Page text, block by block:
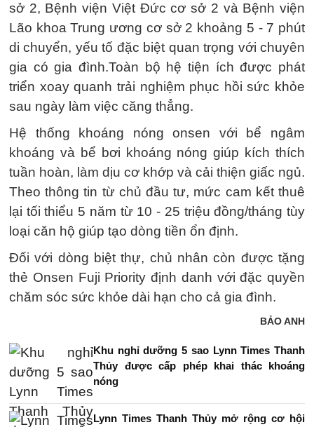
sở 2, Bệnh viện Việt Đức cơ sở 2 và Bệnh viện
Lão khoa Trung ương cơ sở 2 khoảng 5 - 7 phút
di chuyển, yếu tố đặc biệt quan trọng với chuyên
gia có gia đình.Toàn bộ hệ tiện ích được phát
triển xoay quanh trải nghiệm phục hồi sức khỏe
sau ngày làm việc căng thẳng.
Hệ thống khoáng nóng onsen với bể ngâm
khoáng và bể bơi khoáng nóng giúp kích thích
tuần hoàn, làm dịu cơ khớp và cải thiện giấc ngủ.
Theo thông tin từ chủ đầu tư, mức cam kết thuê
lại tối thiểu 5 năm từ 10 - 25 triệu đồng/tháng tùy
loại căn hộ giúp tạo dòng tiền ổn định.
Đối với dòng biệt thự, chủ nhân còn được tặng
thẻ Onsen Fuji Priority định danh với đặc quyền
chăm sóc sức khỏe dài hạn cho cả gia đình.
BẢO ANH
Khu nghỉ dưỡng 5 sao Lynn Times Thanh
Thủy được cấp phép khai thác khoáng
nóng
Lynn Times Thanh Thủy mở rộng cơ hội